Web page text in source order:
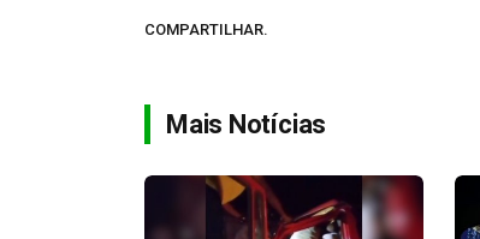
COMPARTILHAR.
Mais Notícias